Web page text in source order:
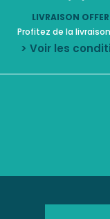
LIVRAISON
Profitez de la
> Voir les